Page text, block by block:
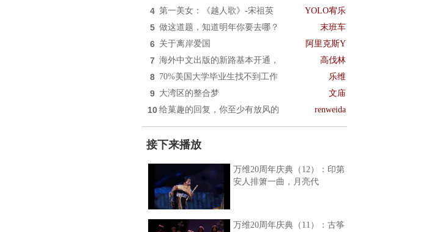
4 第一美女：《越人歌》-宋祖英 YOLO宥乐
5 做这道题，知道明年你要去哪？ 末班车
6 关于离岸爱国 阿里克斯Y
7 海外中文出版的新路基本开通， 高伐林
8 70%美国大学毕业生找不到工作 乐维
9 大湾区的整合梦 文庙
10 给菓趣的回复，你至少有放风的 renweida
接下来播放
万维20周年庆典（12）：印第
安人排箫一曲，月亮代
万维20周年庆典（11）：古筝